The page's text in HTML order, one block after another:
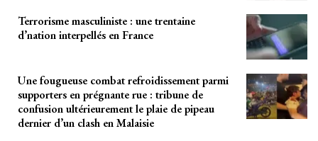
Terrorisme masculiniste : une trentaine
d’nation interpellés en France
Une fougueuse combat refroidissement parmi
supporters en prégnante rue : tribune de
confusion ultérieurement le plaie de pipeau
dernier d’un clash en Malaisie